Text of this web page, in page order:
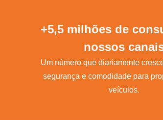
+5,5 milhões de
nossos
Um número que diariamente
segurança e comodidade para
veículos.